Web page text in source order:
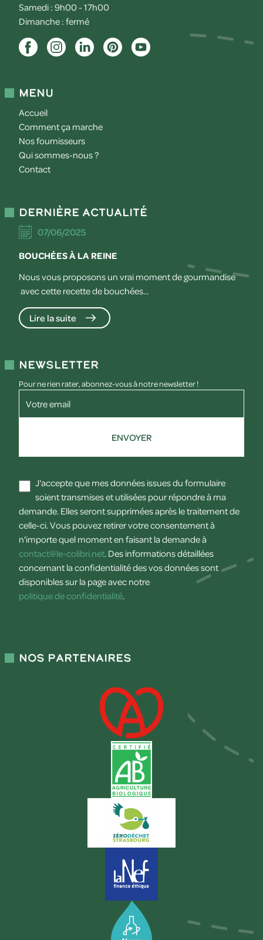
Samedi : 9h00 - 17h00
Dimanche : fermé
Menu
Accueil
Comment ça marche
Nos fournisseurs
Qui sommes-nous ?
Contact
Dernière actualité
07/06/2025
BOUCHÉES À LA REINE
Nous vous proposons un vrai moment de gourmandise
avec cette recette de bouchées...
Lire la suite
Newsletter
Pour ne rien rater, abonnez-vous à notre newsletter !
Votre email
ENVOYER
J'accepte que mes données issues du formulaire
soient transmises et utilisées pour répondre à ma
demande. Elles seront supprimées après le traitement de
celle-ci. Vous pouvez retirer votre consentement à
n'importe quel moment en faisant la demande à
contact@le-colibri.net. Des informations détaillées
concernant la confidentialité des vos données sont
disponibles sur la page avec notre
politique de confidentialité.
Nos partenaires